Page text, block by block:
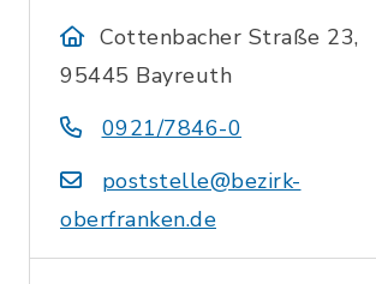
Cottenbacher Straße 23,
95445 Bayreuth
0921/7846-0
poststelle@bezirk-
oberfranken.de